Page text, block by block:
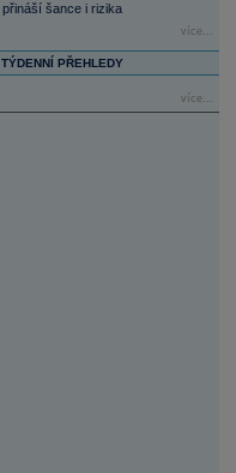
přináší šance i rizika
více...
TÝDENNÍ PŘEHLEDY
více...